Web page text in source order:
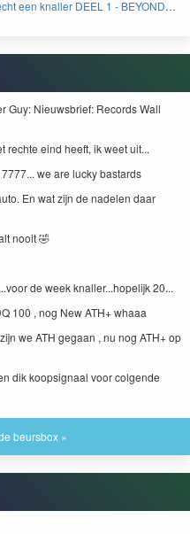
een knaller DEEL 1 - BEYOND
Guy: Nieuwsbrief: Records Wall
rechte eind heeft, ik weet uit...
we are lucky bastards
En wat zijn de nadelen daar
nooit 🤣
de week knaller...hopelijk 20...
100 , nog New ATH+ whaaa
we ATH gegaan , nu nog ATH+ op
dik koopsignaal voor colgende
beursbox »